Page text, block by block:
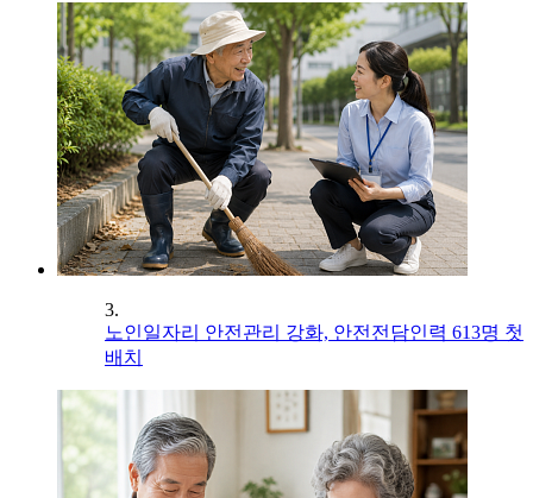
3.
노인일자리 안전관리 강화, 안전전담인력 613명 첫
배치